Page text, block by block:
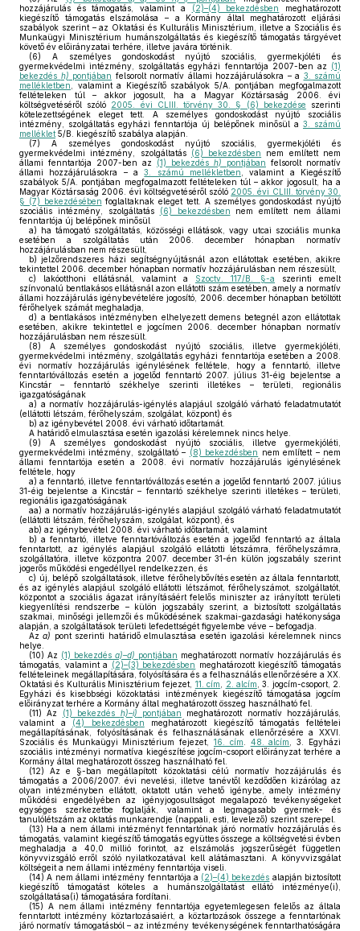
hozzájárulás és támogatás, valamint a
(2)–(4) bekezdésben
meghatározott
kiegészítő támogatás elszámolása – a Kormány által meghatározott eljárási
szabályok szerint – az Oktatási és Kulturális Minisztérium, illetve a Szociális és
Munkaügyi Minisztérium humánszolgáltatás és kiegészítő támogatás tárgyévet
követő év előirányzatai terhére, illetve javára történik.
(6) A személyes gondoskodást nyújtó szociális, gyermekjóléti és
gyermekvédelmi intézmény, szolgáltatás egyházi fenntartója 2007-ben az (1)
bekezdés h) pontjában felsorolt normatív állami hozzájárulásokra – a 3. számú
mellékletben , valamint a Kiegészítő szabályok 5/A. pontjában megfogalmazott
feltételeken túl – akkor jogosult, ha a Magyar Köztársaság 2006. évi
költségvetéséről szóló 2005. évi CLIII. törvény 30. § (6) bekezdése szerinti
kötelezettségének eleget tett. A személyes gondoskodást nyújtó szociális
intézmény, szolgáltatás egyházi fenntartója új belépőnek minősül a 3. számú
melléklet 5/B. kiegészítő szabálya alapján.
(7) A személyes gondoskodást nyújtó szociális, gyermekjóléti és
gyermekvédelmi intézmény, szolgáltatás (6) bekezdésben nem említett nem
állami fenntartója 2007-ben az (1) bekezdés h) pontjában felsorolt normatív
állami hozzájárulásokra – a3. számú mellékletben , valamint a Kiegészítő
szabályok 5/A. pontjában megfogalmazott feltételeken túl – akkor jogosult, ha a
Magyar Köztársaság 2006. évi költségvetéséről szóló 2005. évi CLIII. törvény 30.
§ (7) bekezdésében foglaltaknak eleget tett. A személyes gondoskodást nyújtó
szociális intézmény, szolgáltatás
(6) bekezdésben nem említett nem állami
fenntartója új belépőnek minősül
a) ha támogató szolgáltatás, közösségi ellátások, vagy utcai szociális munka
esetében a szolgáltatás után 2006. december hónapban normatív
hozzájárulásban nem részesült,
b) jelzőrendszeres házi segítségnyújtásnál azon ellátottak esetében, akikre
tekintettel 2006. december hónapban normatív hozzájárulásban nem részesült,
c) lakóotthoni ellátásnál, valamint a Szoctv. 117/B. §-a szerinti emelt
színvonalú bentlakásos ellátásnál azon ellátotti szám esetében, amely a normatív
állami hozzájárulás igénybevételére jogosító, 2006. december hónapban betöltött
férőhelyek számát meghaladja,
d) a bentlakásos intézményben elhelyezett demens betegnél azon ellátottak
esetében, akikre tekintettel e jogcímen 2006. december hónapban normatív
hozzájárulásban nem részesült.
(8) A személyes gondoskodást nyújtó szociális, illetve gyermekjóléti,
gyermekvédelmi intézmény, szolgáltatás egyházi fenntartója esetében a 2008.
évi normatív hozzájárulás igénylésének feltétele, hogy a fenntartó, illetve
fenntartóváltozás esetén a jogelőd fenntartó 2007. július 31-éig bejelentse a
Kincstár – fenntartó székhelye szerinti illetékes – területi, regionális
igazgatóságának
a) a normatív hozzájárulás-igénylés alapjául szolgáló várható feladatmutatót
(ellátotti létszám, férőhelyszám, szolgálat, központ) és
b) az igénybevétel 2008. évi várható időtartamát.
A határidő elmulasztása esetén igazolási kérelemnek nincs helye.
(9) A személyes gondoskodást nyújtó szociális, illetve gyermekjóléti,
gyermekvédelmi intézmény, szolgáltató – (8) bekezdésben nem említett – nem
állami fenntartója esetén a 2008. évi normatív hozzájárulás igénylésének
feltétele, hogy
a) a fenntartó, illetve fenntartóváltozás esetén a jogelőd fenntartó 2007. július
31-éig bejelentse a Kincstár – fenntartó székhelye szerinti illetékes – területi,
regionális igazgatóságának
aa) a normatív hozzájárulás-igénylés alapjául szolgáló várható feladatmutatót
(ellátotti létszám, férőhelyszám, szolgálat, központ), és
ab) az igénybevétel 2008. évi várható időtartamát, valamint
b) a fenntartó, illetve fenntartóváltozás esetén a jogelőd fenntartó az általa
fenntartott, az igénylés alapjául szolgáló ellátotti létszámra, férőhelyszámra,
szolgáltatóra, illetve központra 2007. december 31-én külön jogszabály szerint
jogerős működési engedéllyel rendelkezzen, és
c) új, belépő szolgáltatások, illetve férőhelybővítés esetén az általa fenntartott,
és az igénylés alapjául szolgáló ellátotti létszámot, férőhelyszámot, szolgáltatót,
központot a szociális ágazat irányításáért felelős miniszter az irányított területi
kiegyenlítési rendszerbe – külön jogszabály szerint, a biztosított szolgáltatás
szakmai, minőségi jellemzői és működésének szakmai-gazdasági hatékonysága
alapján, a szolgáltatások területi lefedettségét figyelembe véve – befogadja.
Aza) pont szerinti határidő elmulasztása esetén igazolási kérelemnek nincs
helye.
(10) Az (1) bekezdés a)–d) pontjában meghatározott normatív hozzájárulás és
támogatás, valamint a (2)–(3) bekezdésben meghatározott kiegészítő támogatás
feltételeinek megállapítására, folyósítására és a felhasználás ellenőrzésére a XX.
Oktatási és Kulturális Minisztérium fejezet, 11. cím 2. alcím , 3. jogcím-csoport, 2.
Egyházi és kisebbségi közoktatási intézmények kiegészítő támogatása jogcím
előirányzat terhére a Kormány által meghatározott összeg használható fel.
(11) Az (1) bekezdés h)–i) pontjában meghatározott normatív hozzájárulás,
valamint a (4) bekezdésben meghatározott kiegészítő támogatás feltételei
megállapításának, folyósításának és felhasználásának ellenőrzésére a XXVI.
Szociális és Munkaügyi Minisztérium fejezet, 16. cím 48. alcím
, 3. Egyházi
szociális intézményi normatíva kiegészítése jogcím-csoport előirányzat terhére a
Kormány által meghatározott összeg használható fel.
(12) Az e §-ban megállapított közoktatási célú normatív hozzájárulás és
támogatás a 2006/2007. évi nevelési, illetve tanévtől kezdődően kizárólag az
olyan intézményben ellátott, oktatott után vehető igénybe, amely intézmény
működési engedélyében az igényjogosultságot megalapozó tevékenységeket
egységes szerkezetbe foglalják, valamint a legmagasabb gyermek- és
tanulólétszám az oktatás munkarendje (nappali, esti, levelező) szerint szerepel.
(13) Ha a nem állami intézményt fenntartónak járó normatív hozzájárulás és
támogatás, valamint kiegészítő támogatás együttes összege a költségvetési évben
meghaladja a 40,0 millió forintot, az elszámolás jogszerűségét független
könyvvizsgáló erről szóló nyilatkozatával kell alátámasztani. A könyvvizsgálat
költségeit a nem állami intézmény fenntartója viseli.
(14) A nem állami intézmény fenntartója a (2)–(4) bekezdés alapján biztosított
kiegészítő támogatást köteles a humánszolgáltatást ellátó intézménye(i),
szolgáltatása(i) támogatására fordítani.
(15) A nem állami intézmény fenntartója egyetemlegesen felelős az általa
fenntartott intézmény köztartozásaiért, a köztartozások összege a fenntartónak
járó normatív támogatásból – az intézmény tevékenységének fenntarthatóságára